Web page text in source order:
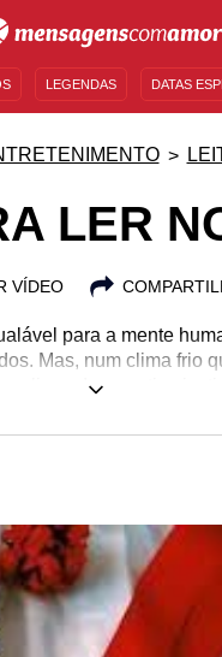
LEGENDAS DATAS
LER
VÍDEO
para a mente
Mas, num clima frio
livro, de narrativa
e os mais
vivenciar o inverno